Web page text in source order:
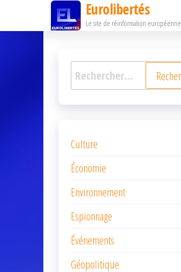
ce
Eurolibertés
Le site de réinformation européenne
Rechercher :
Culture
Économie
Environnement
Espionnage
Événements
Géopolitique